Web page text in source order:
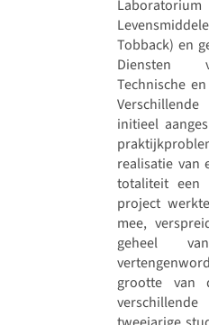
Tobback) en
Diensten
Technische
initieel
realisatie van
totaliteit een
project
mee,
geheel
grootte van